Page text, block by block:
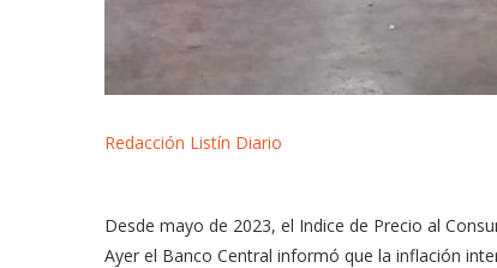
Redacción Listín Diario
Desde mayo de 2023, el Indice de Precio al
Ayer el Banco Central informó que la inflación